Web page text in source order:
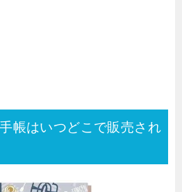
帳はいつどこで販売され